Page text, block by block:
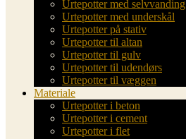
Urtepotter med selvvanding
Urtepotter med underskål
Urtepotter på stativ
Urtepotter til altan
Urtepotter til gulv
Urtepotter til udendørs
Urtepotter til væggen
Materiale
Urtepotter i beton
Urtepotter i cement
Urtepotter i flet